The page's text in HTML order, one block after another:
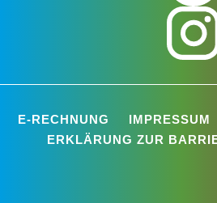
E-RECHNUNG IMPRESSUM
ERKLÄRUNG ZUR